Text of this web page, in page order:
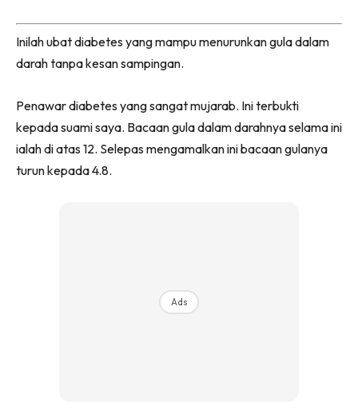
Inilah ubat diabetes yang mampu menurunkan gula dalam
darah tanpa kesan sampingan.
Penawar diabetes yang sangat mujarab. Ini terbukti
kepada suami saya. Bacaan gula dalam darahnya selama ini
ialah di atas 12. Selepas mengamalkan ini bacaan gulanya
turun kepada 4.8.
Ads